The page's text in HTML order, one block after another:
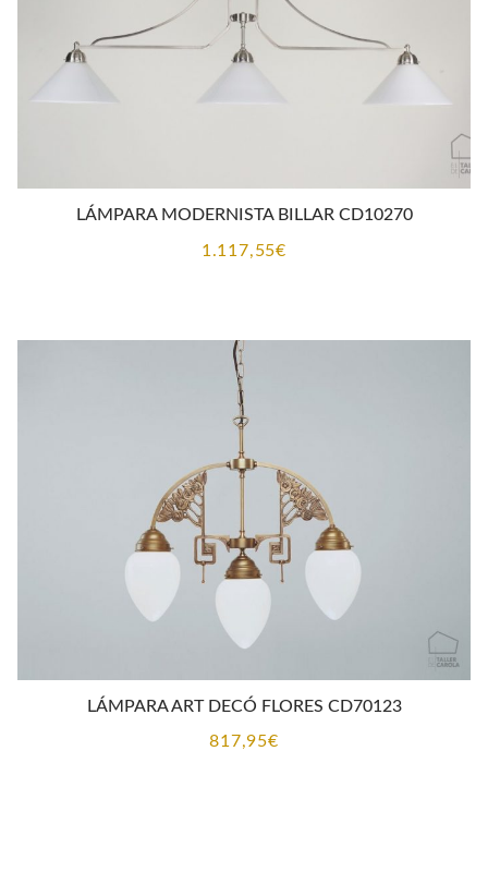
LÁMPARA MODERNISTA BILLAR CD10270
1.117,55€
LÁMPARA ART DECÓ FLORES CD70123
817,95€